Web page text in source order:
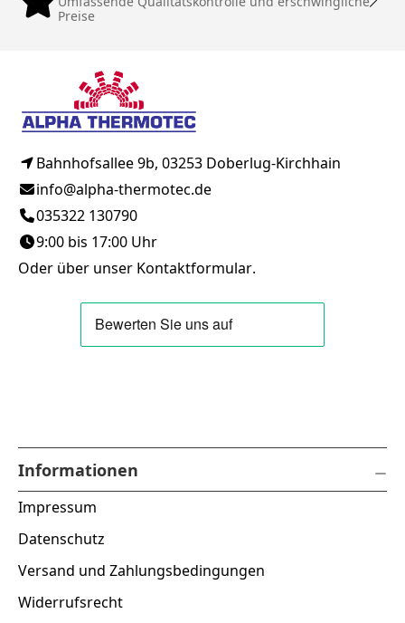
Preise
Bahnhofsallee 9b, 03253 Doberlug-Kirchhain
info@alpha-thermotec.de
035322 130790
9:00 bis 17:00 Uhr
Oder über unser Kontaktformular.
Informationen
Impressum
Datenschutz
Versand und Zahlungsbedingungen
Widerrufsrecht